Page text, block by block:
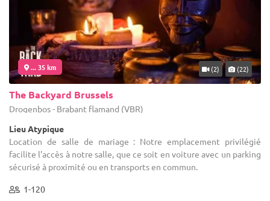
... 35 km (2) (22)
The Backyard Brussels
Drogenbos - Brabant flamand (VBR)
Lieu Atypique
Location de salle de mariage : Notre emplacement privilégié
facilite l'accès à notre salle, que ce soit en voiture avec un parking
sécurisé à proximité ou en transports en commun.
1-120